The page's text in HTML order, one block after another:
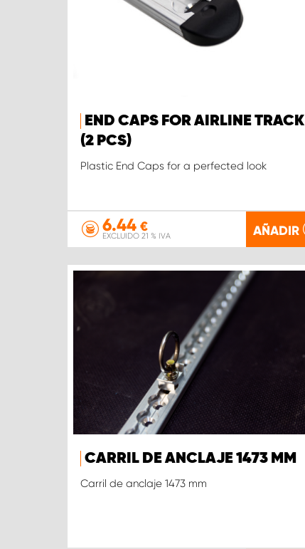
END CAPS FOR AIRLINE TRACK
(2 PCS)
Plastic End Caps for a perfected look
6.44 €
EXCLUIDO 21 % IVA AÑADIR
CARRIL DE ANCLAJE 1473 MM
Carril de anclaje 1473 mm